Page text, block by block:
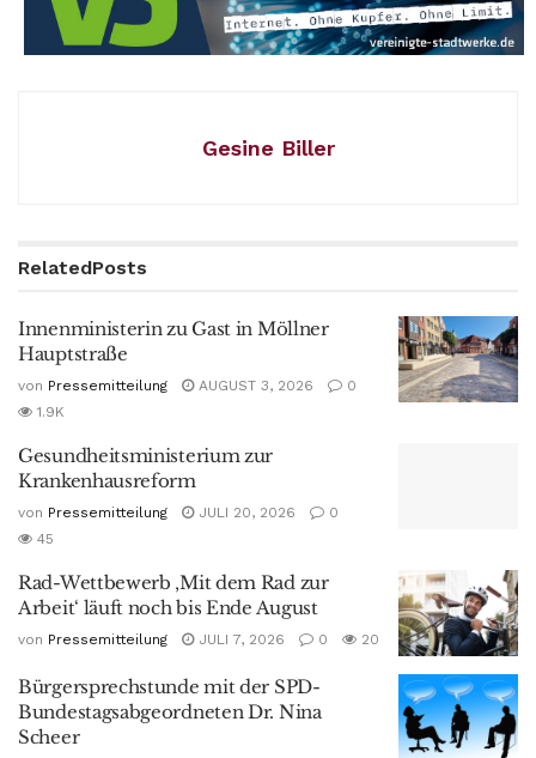
Gesine Biller
RelatedPosts
Innenministerin zu Gast in Möllner
Hauptstraße
von Pressemitteilung AUGUST 3, 2026
0
1.9K
Gesundheitsministerium zur
Krankenhausreform
von Pressemitteilung JULI 20, 2026
0
45
Rad-Wettbewerb ‚Mit dem Rad zur
Arbeit‘ läuft noch bis Ende August
von Pressemitteilung JULI 7, 2026 0 20
Bürgersprechstunde mit der SPD-
Bundestagsabgeordneten Dr. Nina
Scheer